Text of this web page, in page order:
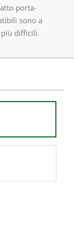
porta-
sono a
più difficili.